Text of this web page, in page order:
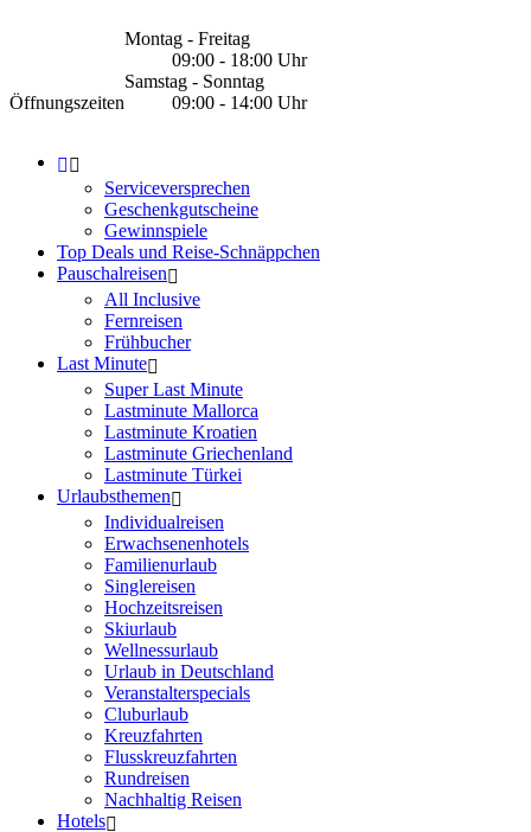
Öffnungszeiten
Montag - Freitag
09:00 - 18:00 Uhr
Samstag - Sonntag
09:00 - 14:00 Uhr
Serviceversprechen
Geschenkgutscheine
Gewinnspiele
Top Deals und Reise-Schnäppchen
Pauschalreisen
All Inclusive
Fernreisen
Frühbucher
Last Minute
Super Last Minute
Lastminute Mallorca
Lastminute Kroatien
Lastminute Griechenland
Lastminute Türkei
Urlaubsthemen
Individualreisen
Erwachsenenhotels
Familienurlaub
Singlereisen
Hochzeitsreisen
Skiurlaub
Wellnessurlaub
Urlaub in Deutschland
Veranstalterspecials
Cluburlaub
Kreuzfahrten
Flusskreuzfahrten
Rundreisen
Nachhaltig Reisen
Hotels